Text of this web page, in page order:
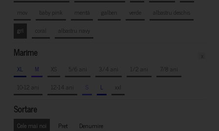
mov
baby pink mentă galben verde
albastru deschis
gri
coral albastru navy
Marime
XL M XS 5/6 ani 3/4 ani 1/2 ani
7/8 ani
10-12 ani
12-14 ani S L xxl
Sortare
Cele mai noi Pret Denumire